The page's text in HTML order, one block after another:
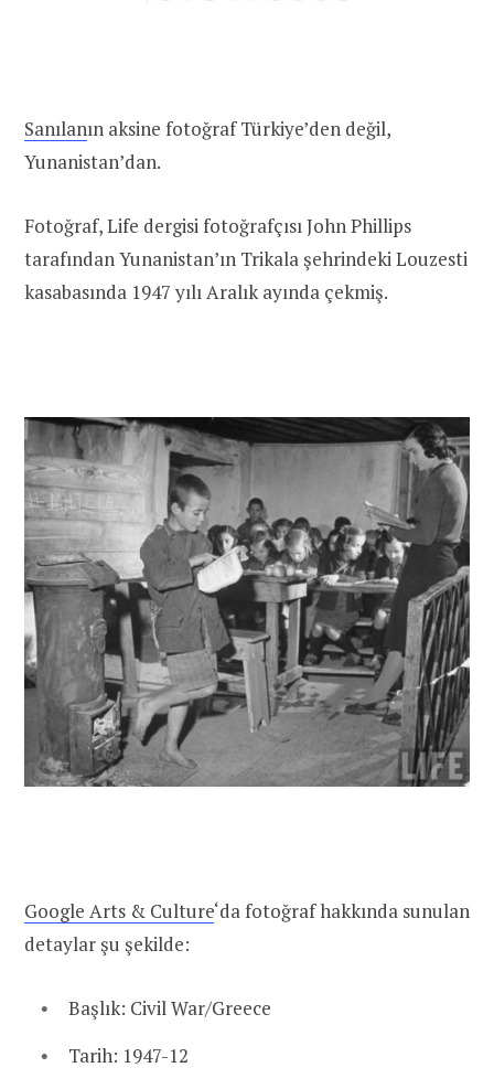
Sanılanın aksine fotoğraf Türkiye’den değil,
Yunanistan’dan.
Fotoğraf, Life dergisi fotoğrafçısı John Phillips
tarafından Yunanistan’ın Trikala şehrindeki Louzesti
kasabasında 1947 yılı Aralık ayında çekmiş.
Google Arts & Culture‘da fotoğraf hakkında sunulan
detaylar şu şekilde:
Başlık: Civil War/Greece
Tarih: 1947-12